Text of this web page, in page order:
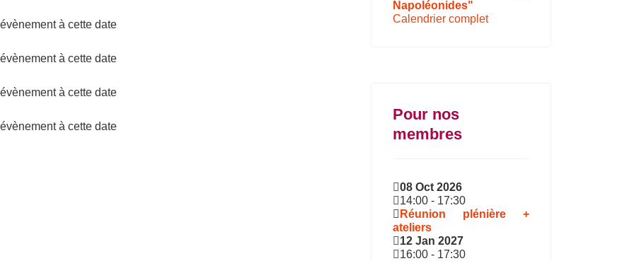
à cette date
à cette date
à cette date
à cette date
Napoléonides"
Calendrier complet
Pour nos
membres
08 Oct 2026
14:00 - 17:30
Réunion plénière +
ateliers
12 Jan 2027
16:00 - 17:30